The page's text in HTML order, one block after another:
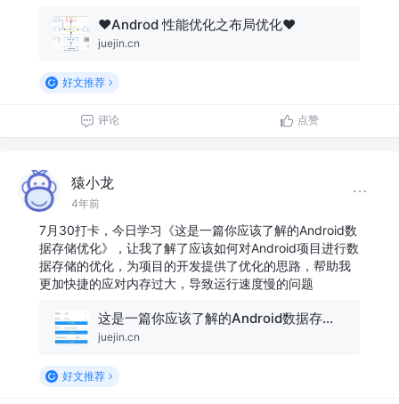
❤️Androd 性能优化之布局优化❤️
juejin.cn
好文推荐
评论 点赞
猿小龙
4年前
7月30打卡，今日学习《这是一篇你应该了解的Android数
据存储优化》，让我了解了应该如何对Android项目进行数
据存储的优化，为项目的开发提供了优化的思路，帮助我
更加快捷的应对内存过大，导致运行速度慢的问题
这是一篇你应该了解的Android数据存储优化
juejin.cn
好文推荐